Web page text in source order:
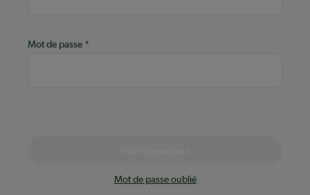
Mot de passe
Mot de passe oublié